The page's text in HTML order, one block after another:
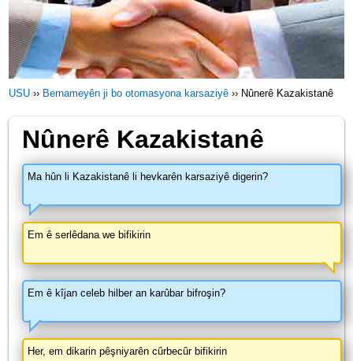
USU ›› Bernameyên ji bo otomasyona karsaziyê ›› Nûnerê Kazakistanê
Nûnerê Kazakistanê
Ma hûn li Kazakistanê li hevkarên karsaziyê digerin?
Em ê serlêdana we bifikirin
Em ê kîjan celeb hilber an karûbar bifroşin?
Her, em dikarin pêşniyarên cûrbecûr bifikirin